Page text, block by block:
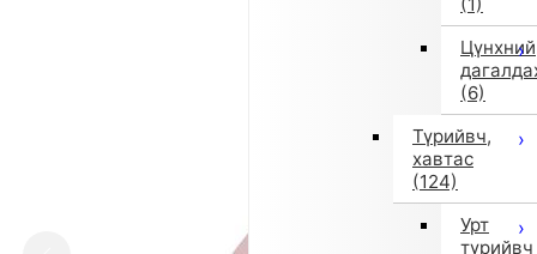
Цүнхний
(6)
Түрийвч,
хавтас
(124)
Урт
түрийвч